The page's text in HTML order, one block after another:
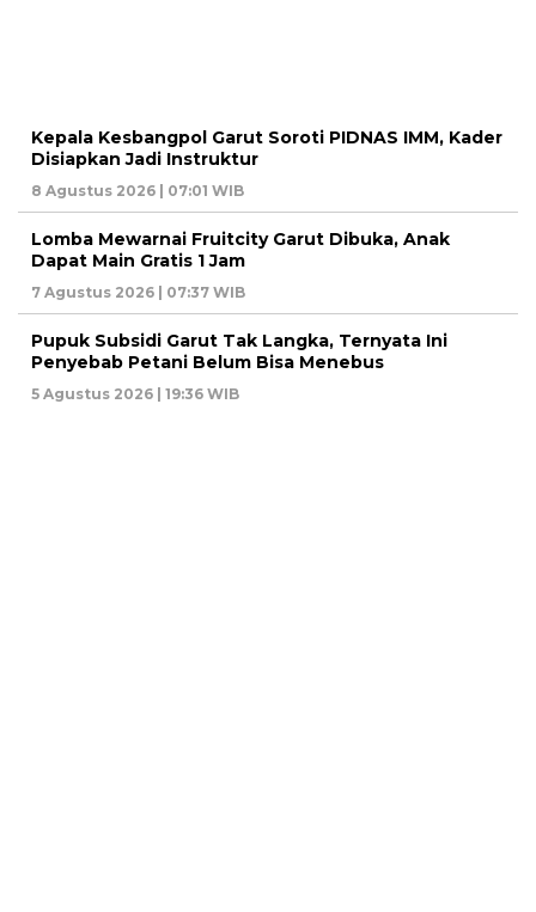
Kepala Kesbangpol Garut Soroti PIDNAS IMM, Kader
Disiapkan Jadi Instruktur
8 Agustus 2026 | 07:01 WIB
Lomba Mewarnai Fruitcity Garut Dibuka, Anak
Dapat Main Gratis 1 Jam
7 Agustus 2026 | 07:37 WIB
Pupuk Subsidi Garut Tak Langka, Ternyata Ini
Penyebab Petani Belum Bisa Menebus
5 Agustus 2026 | 19:36 WIB